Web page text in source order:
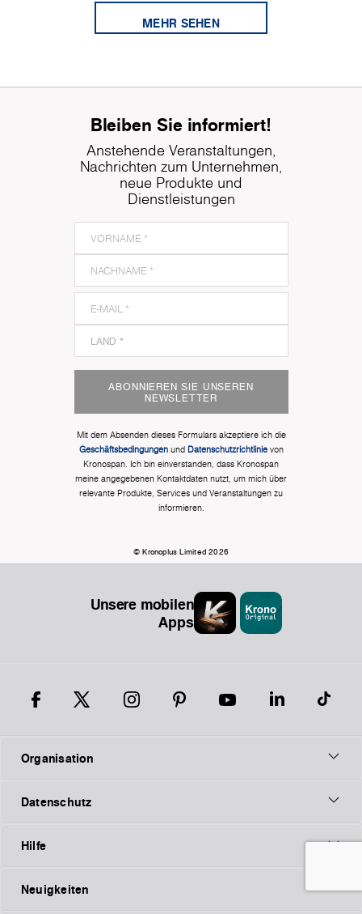
MEHR SEHEN
Bleiben Sie informiert!
Anstehende Veranstaltungen,
Nachrichten zum Unternehmen,
neue Produkte und
Dienstleistungen
ABONNIEREN SIE UNSEREN
NEWSLETTER
Mit dem Absenden dieses Formulars akzeptiere ich die
Geschäftsbedingungenund Datenschutzrichtlinievon
Kronospan. Ich bin einverstanden, dass Kronospan
meine angegebenen Kontaktdaten nutzt, um mich über
relevante Produkte, Services und Veranstaltungen zu
informieren.
© Kronoplus Limited 2026
Unsere mobilen
Apps
Organisation
Datenschutz
Hilfe
Neuigkeiten